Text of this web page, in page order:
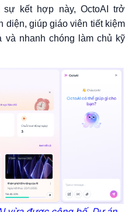
kết hợp này, OctoAI trở
diện, giúp giáo viên tiết kiệm
và nhanh chóng làm chủ kỹ